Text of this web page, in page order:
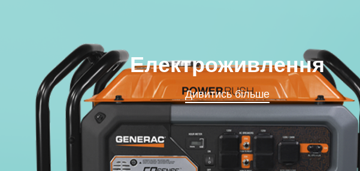
Електроживлення
Дивитись більше